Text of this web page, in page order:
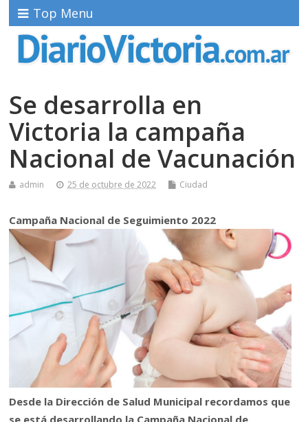
Top Menu
Se desarrolla en
Victoria la campaña
Nacional de Vacunación
admin 25 de octubre de 2022 Ciudad
Campaña Nacional de Seguimiento 2022
Desde la Dirección de Salud Municipal recordamos que
se está desarrollando la Campaña Nacional de